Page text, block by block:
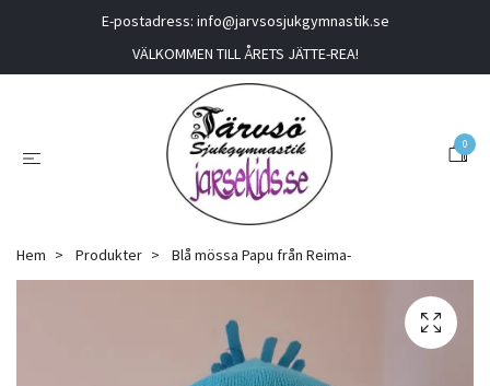
E-postadress: info@jarvsosjukgymnastik.se
VÄLKOMMEN TILL ÅRETS JÄTTE-REA!
0
Hem Produkter Blå mössa Papu från Reima-